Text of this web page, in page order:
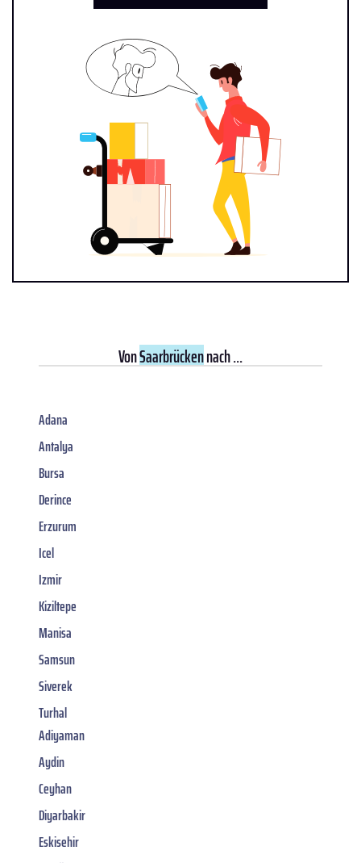
VonSaarbrückennach ...
Adana
Antalya
Bursa
Derince
Erzurum
Icel
Izmir
Kiziltepe
Manisa
Samsun
Siverek
Turhal
Adiyaman
Aydin
Ceyhan
Diyarbakir
Eskisehir